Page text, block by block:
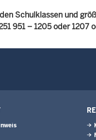
Schulklassen und
951 – 1205 oder 1207